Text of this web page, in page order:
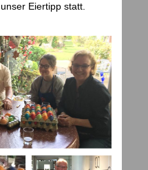
Eiertipp statt.